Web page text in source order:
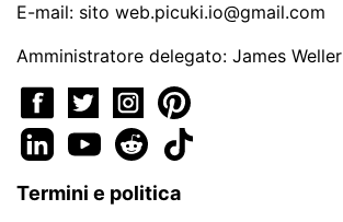
E-mail: sito web.picuki.io@gmail.com
Amministratore delegato: James Weller
Termini e politica